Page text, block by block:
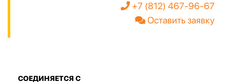
+7 (812) 467-96-67
Оставить заявку
СОЕДИНЯЕТСЯ С